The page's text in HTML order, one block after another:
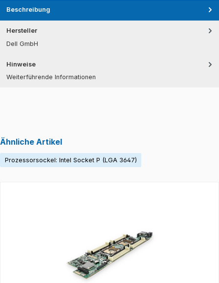
Beschreibung
Hersteller
Dell GmbH
Hinweise
Weiterführende Informationen
Ähnliche Artikel
Prozessorsockel: Intel Socket P (LGA 3647)